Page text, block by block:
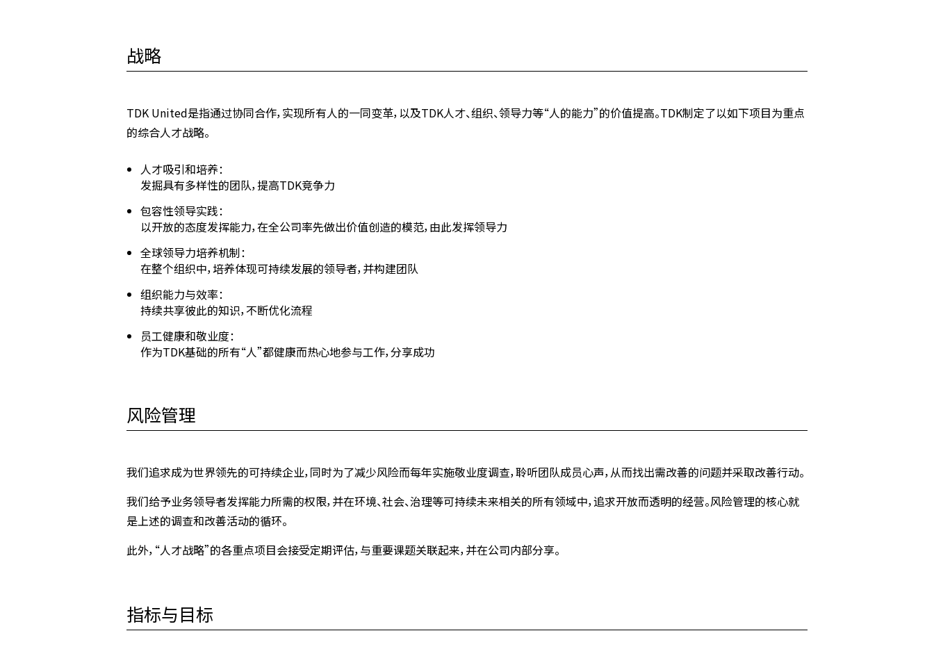
战略
TDK United是指通过协同合作，实现所有人的一同变革，以及TDK人才、组织、领导力等“人的能力”的价值提高。TDK制定了以如下项目为重点
的综合人才战略。
人才吸引和培养：
发掘具有多样性的团队，提高TDK竞争力
包容性领导实践：
以开放的态度发挥能力，在全公司率先做出价值创造的模范，由此发挥领导力
全球领导力培养机制：
在整个组织中，培养体现可持续发展的领导者，并构建团队
组织能力与效率：
持续共享彼此的知识，不断优化流程
员工健康和敬业度：
作为TDK基础的所有“人”都健康而热心地参与工作，分享成功
风险管理
我们追求成为世界领先的可持续企业，同时为了减少风险而每年实施敬业度调查，聆听团队成员心声，从而找出需改善的问题并采取改善行动。
我们给予业务领导者发挥能力所需的权限，并在环境、社会、治理等可持续未来相关的所有领域中，追求开放而透明的经营。风险管理的核心就
是上述的调查和改善活动的循环。
此外，“人才战略”的各重点项目会接受定期评估，与重要课题关联起来，并在公司内部分享。
指标与目标